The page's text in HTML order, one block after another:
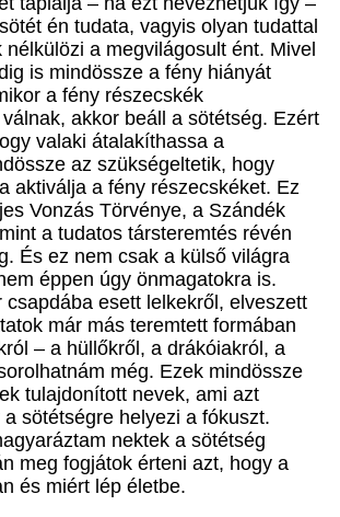
én tudata, vagyis olyan tudattal
nélkülözi a megvilágosult ént. Mivel
is mindössze a fény hiányát
a fény részecskék
akkor beáll a sötétség. Ezért
valaki átalakíthassa a
az szükségeltetik, hogy
aktiválja a fény részecskéket. Ez
Vonzás Törvénye, a Szándék
a tudatos társteremtés révén
És ez nem csak a külső világra
éppen úgy önmagatokra is.
csapdába esett lelkekről, elveszett
már más teremtett formában
– a hüllőkről, a drákóiakról, a
még. Ezek mindössze
tulajdonított nevek, ami azt
sötétségre helyezi a fókuszt.
nektek a sötétség
meg fogjátok érteni azt, hogy a
és miért lép életbe.